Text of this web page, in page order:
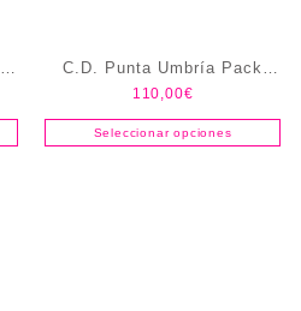
C.D. Punta Umbría Pack
Portero
110,00€
Seleccionar opciones